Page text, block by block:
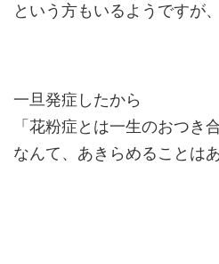
という方もいるようですが、
一旦発症したから
「花粉症とは一生のおつき合
なんて、あきらめることは